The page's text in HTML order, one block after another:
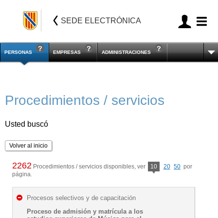
SEDE ELECTRÓNICA
PERSONAS EMPRESAS ADMINISTRACIONES
Procedimientos / servicios
Usted buscó
Volver al inicio
2262 Procedimientos / servicios disponibles, ver 10 20 50 por
página.
Procesos selectivos y de capacitación
Proceso de admisión y matrícula a los